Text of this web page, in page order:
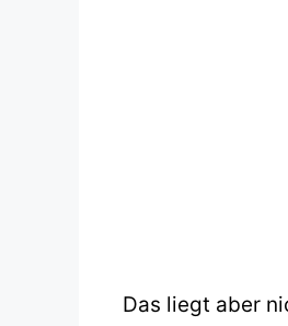
Das liegt aber